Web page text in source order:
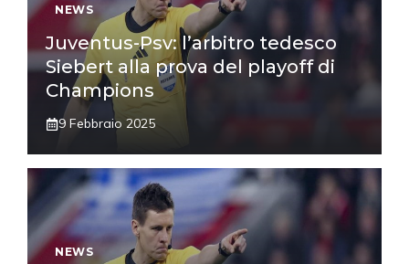
NEWS
Juventus-Psv: l’arbitro tedesco
Siebert alla prova del playoff di
Champions
9 Febbraio 2025
NEWS